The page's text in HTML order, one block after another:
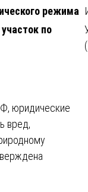
режима
по
юридические
вред,